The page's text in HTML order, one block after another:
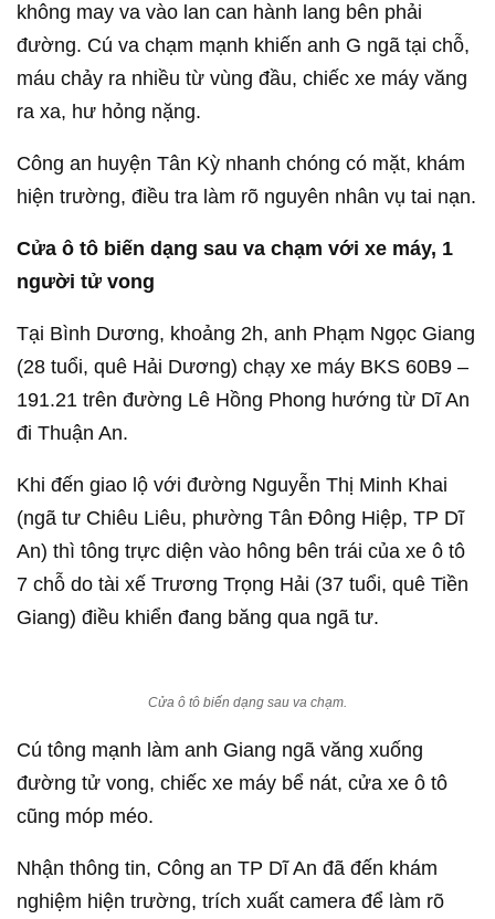
không may va vào lan can hành lang bên phải
đường. Cú va chạm mạnh khiến anh G ngã tại chỗ,
máu chảy ra nhiều từ vùng đầu, chiếc xe máy văng
ra xa, hư hỏng nặng.
Công an huyện Tân Kỳ nhanh chóng có mặt, khám
hiện trường, điều tra làm rõ nguyên nhân vụ tai nạn.
Cửa ô tô biến dạng sau va chạm với xe máy, 1
người tử vong
Tại Bình Dương, khoảng 2h, anh Phạm Ngọc Giang
(28 tuổi, quê Hải Dương) chạy xe máy BKS 60B9 –
191.21 trên đường Lê Hồng Phong hướng từ Dĩ An
đi Thuận An.
Khi đến giao lộ với đường Nguyễn Thị Minh Khai
(ngã tư Chiêu Liêu, phường Tân Đông Hiệp, TP Dĩ
An) thì tông trực diện vào hông bên trái của xe ô tô
7 chỗ do tài xế Trương Trọng Hải (37 tuổi, quê Tiền
Giang) điều khiển đang băng qua ngã tư.
Cửa ô tô biến dạng sau va chạm.
Cú tông mạnh làm anh Giang ngã văng xuống
đường tử vong, chiếc xe máy bể nát, cửa xe ô tô
cũng móp méo.
Nhận thông tin, Công an TP Dĩ An đã đến khám
nghiệm hiện trường, trích xuất camera để làm rõ